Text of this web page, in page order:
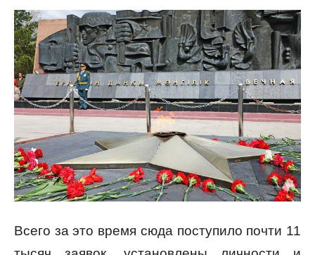
Всего за это время сюда поступило почти 11